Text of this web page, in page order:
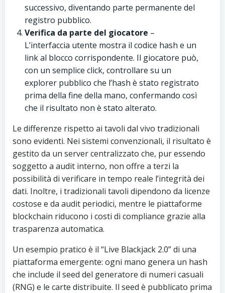
successivo, diventando parte permanente del
registro pubblico.
Verifica da parte del giocatore –
L’interfaccia utente mostra il codice hash e un
link al blocco corrispondente. Il giocatore può,
con un semplice click, controllare su un
explorer pubblico che l’hash è stato registrato
prima della fine della mano, confermando così
che il risultato non è stato alterato.
Le differenze rispetto ai tavoli dal vivo tradizionali
sono evidenti. Nei sistemi convenzionali, il risultato è
gestito da un server centralizzato che, pur essendo
soggetto a audit interno, non offre a terzi la
possibilità di verificare in tempo reale l’integrità dei
dati. Inoltre, i tradizionali tavoli dipendono da licenze
costose e da audit periodici, mentre le piattaforme
blockchain riducono i costi di compliance grazie alla
trasparenza automatica.
Un esempio pratico è il “Live Blackjack 2.0” di una
piattaforma emergente: ogni mano genera un hash
che include il seed del generatore di numeri casuali
(RNG) e le carte distribuite. Il seed è pubblicato prima